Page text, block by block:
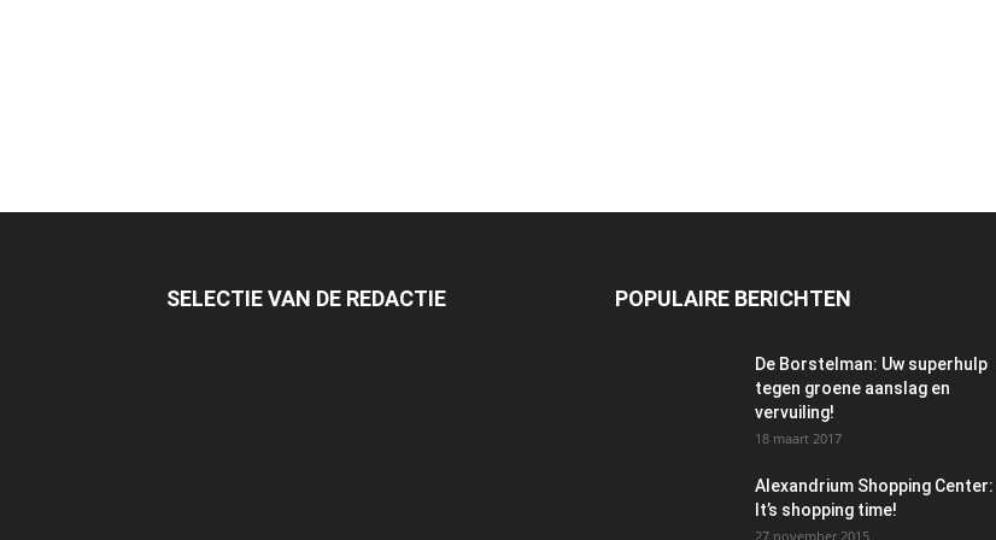
SELECTIE VAN DE REDACTIE POPULAIRE BERICHTEN
De Borstelman: Uw superhulp
tegen groene aanslag en
vervuiling!
18 maart 2017
Alexandrium Shopping Center:
It’s shopping time!
27 november 2015